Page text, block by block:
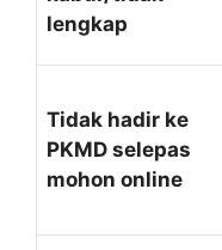
lengkap
Tidak hadir ke
PKMD selepas
mohon online